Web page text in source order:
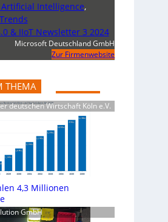
Intelligence,
& IIoT Newsletter 3 2024
Microsoft Deutschland GmbH
Zur Firmenwebsite
THEMA
deutschen Wirtschaft Köln e.V.
4,3 Millionen
GmbH